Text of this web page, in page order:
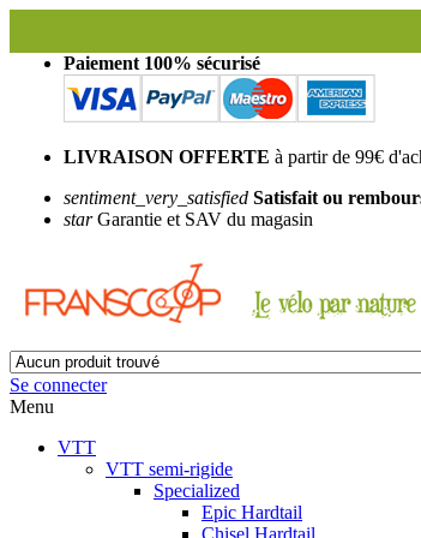
Paiement 100% sécurisé
LIVRAISON OFFERTE à partir de 99€
sentiment_very_satisfied Satisfait ou
starGarantie et SAV du magasin
Se connecter
Menu
VTT
VTT semi-rigide
Specialized
Epic Hardtail
Chisel Hardtail